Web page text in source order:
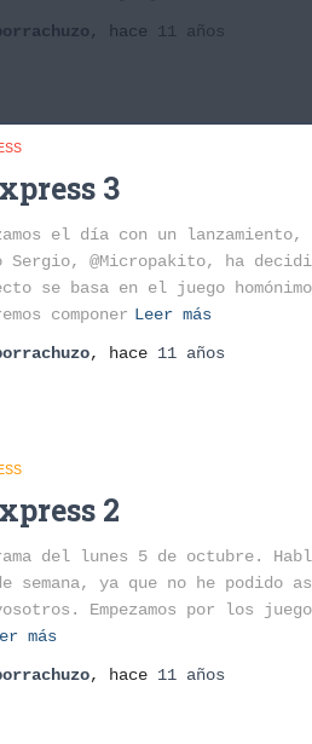
, hace 11 años
3
el día con un
Sergio, @Micropakito, ha
se basa en el juego
componer Leer más
, hace 11 años
2
del lunes 5 de octubre.
semana, ya que no he podido
Empezamos por los
más
, hace 11 años